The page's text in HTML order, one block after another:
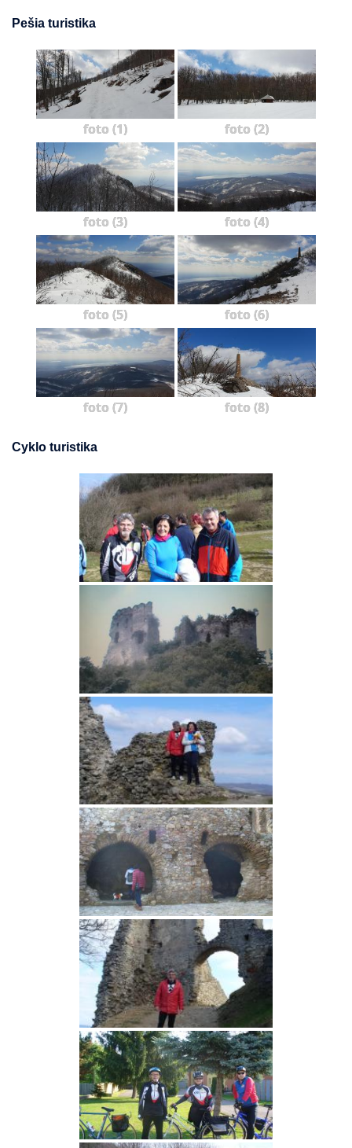
Pešia turistika
foto (1) foto (2)
foto (3) foto (4)
foto (5) foto (6)
foto (7) foto (8)
Cyklo turistika